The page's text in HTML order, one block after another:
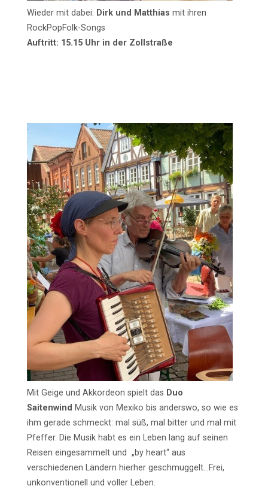
Wieder mit dabei: Dirk und Matthias mit ihren
RockPopFolk-Songs
Auftritt: 15.15 Uhr in der Zollstraße
Mit Geige und Akkordeon spielt das Duo
Saitenwind Musik von Mexiko bis anderswo, so wie es
ihm gerade schmeckt: mal süß, mal bitter und mal mit
Pfeffer. Die Musik habt es ein Leben lang auf seinen
Reisen eingesammelt und „by heart“ aus
verschiedenen Ländern hierher geschmuggelt…Frei,
unkonventionell und voller Leben.